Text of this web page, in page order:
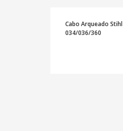
Cabo Arqueado Stihl
034/036/360